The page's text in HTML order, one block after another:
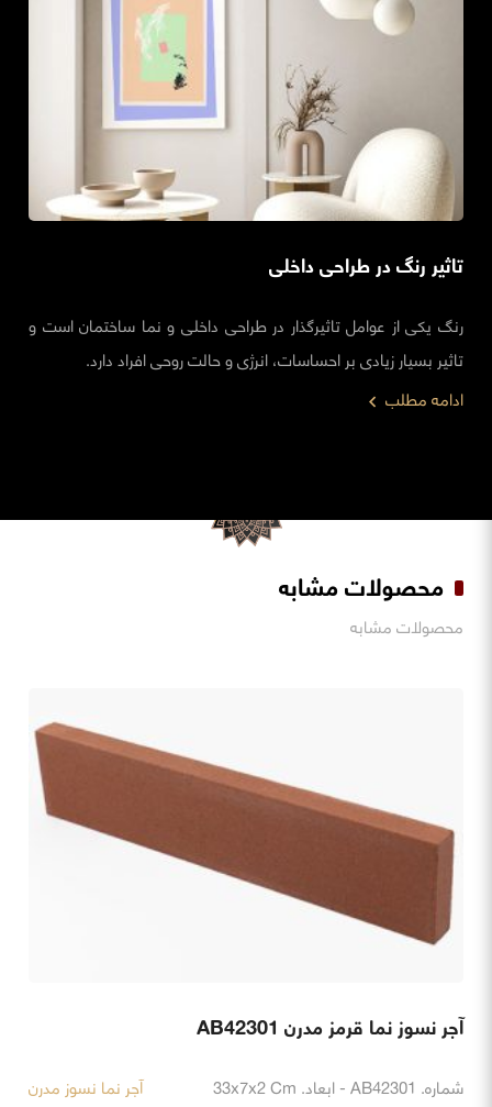
تاثیر رنگ در طراحی داخلی
رنگ یکی از عوامل تاثیرگذار در طراحی داخلی و نما ساختمان است و
تاثیر بسیار زیادی بر احساسات، انرژی و حالت روحی افراد دارد.
ادامه مطلب
محصولات مشابه
محصولات مشابه
آجر نسوز نما قرمز مدرن AB42301
شماره. AB42301 - ابعاد. 33x7x2 Cm آجر نما نسوز مدرن